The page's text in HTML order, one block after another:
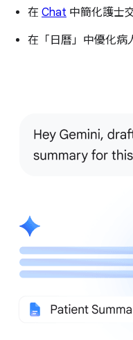
在 Chat 中簡化護士
在「日曆」中優化病